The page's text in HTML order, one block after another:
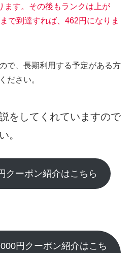
ます。その後もランクは上が
で到達すれば、462円になりま
で、長期利用する予定がある方
ださい。
をしてくれていますので
。
クーポン紹介はこちら
円クーポン紹介はこち